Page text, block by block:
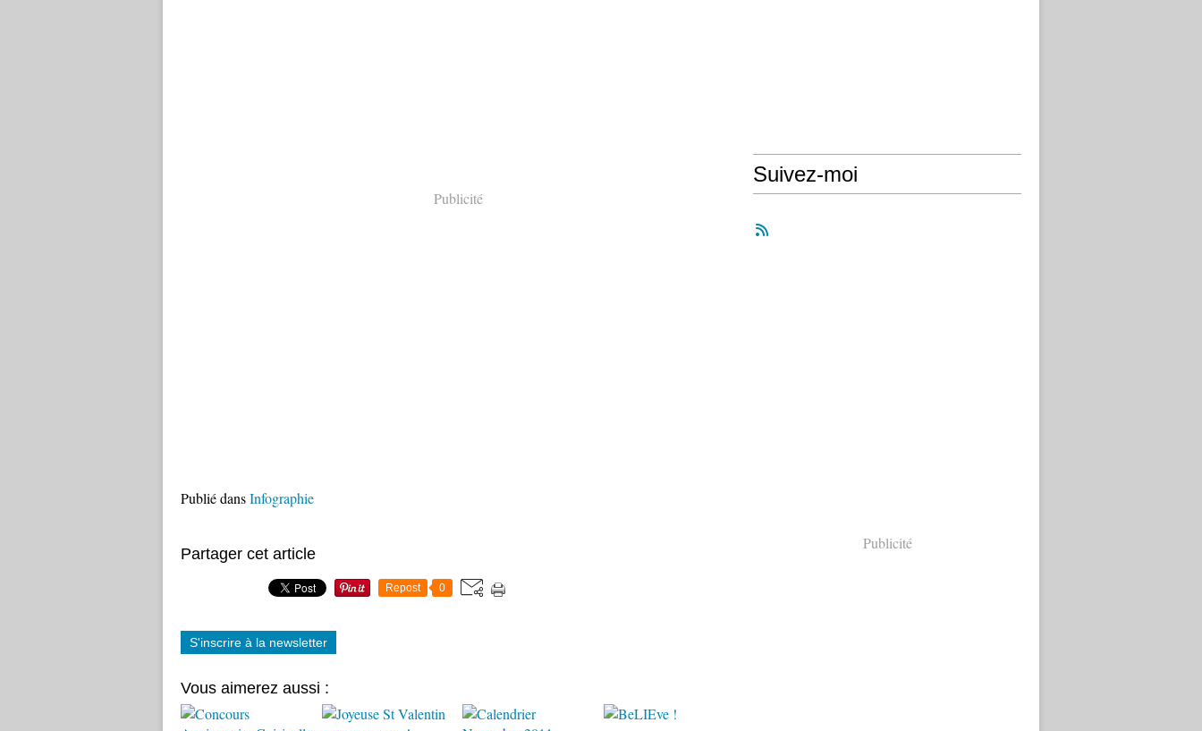
Publicité
Publié dansInfographie
Partager cet article
Repost 0
S'inscrire à la newsletter
Vous aimerez aussi :
Suivez-moi
Publicité